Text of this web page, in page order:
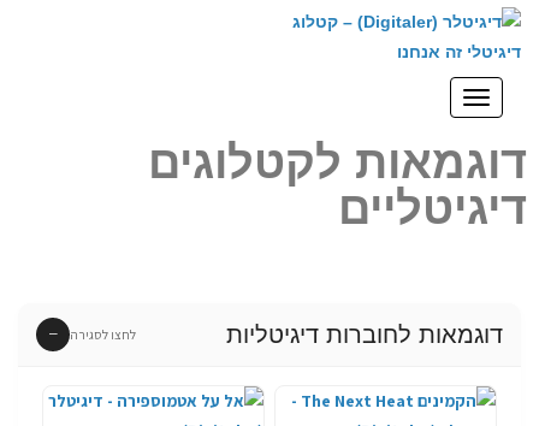
לתוכן
תפריט
דוגמאות לקטלוגים
דיגיטליים
דוגמאות לחוברות דיגיטליות לחצו לסגירה −